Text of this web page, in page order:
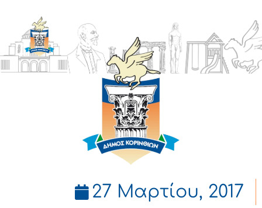
ΔΗΜΟΣ
ΚΟΡΙΝΘΙΩΝ
27 Μαρτίου, 2017